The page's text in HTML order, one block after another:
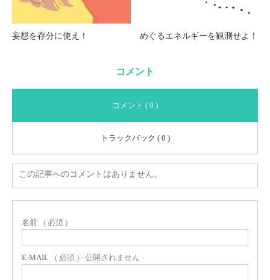
妄想を存分に使え！ めぐるエネルギーを観測せよ！
コメント
コメント ( 0 )
トラックバック ( 0 )
この記事へのコメントはありません。
名前 ( 必須 )
E-MAIL ( 必須 ) - 公開されません -